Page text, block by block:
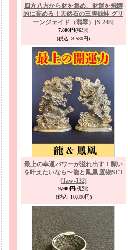
四方八方から財を集め、財運を飛躍
的に高める！天然石の三脚銭蛙 グリ
ーンジェイド（翡翠）
[S-248]
7,800円(税別)
(税込: 8,580円)
最上の幸運パワーが溢れ出す！願い
を叶えたいなら〜龍と鳳凰 置物SET
[Taw-132]
9,900円(税別)
(税込: 10,890円)